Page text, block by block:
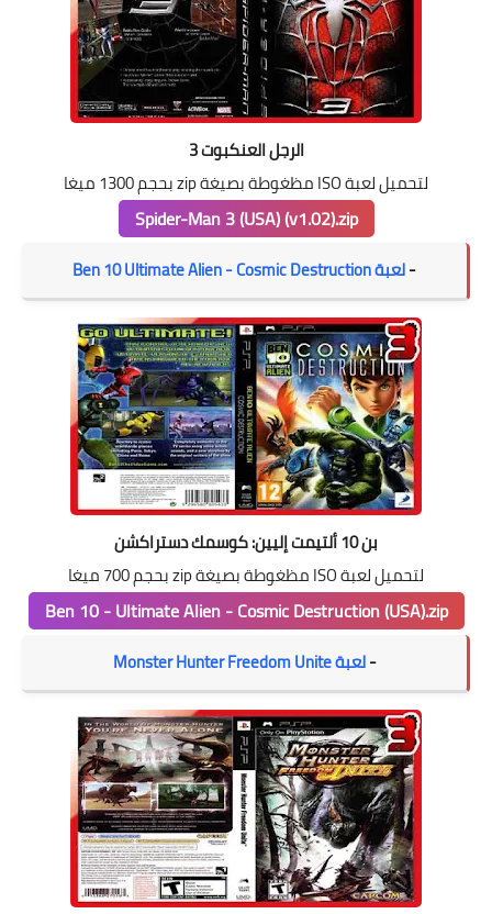
الرجل العنكبوت 3
لتحميل لعبة ISO مظغوطة بصيغة zip بحجم 1300 ميغا
Spider-Man 3 (USA) (v1.02).zip
-لعبة Ben 10 Ultimate Alien - Cosmic Destruction
بن 10 ألتيمت إليين: كوسمك دستراكشن
لتحميل لعبة ISO مظغوطة بصيغة zip بحجم 700 ميغا
Ben 10 - Ultimate Alien - Cosmic Destruction (USA).zip
-لعبة Monster Hunter Freedom Unite